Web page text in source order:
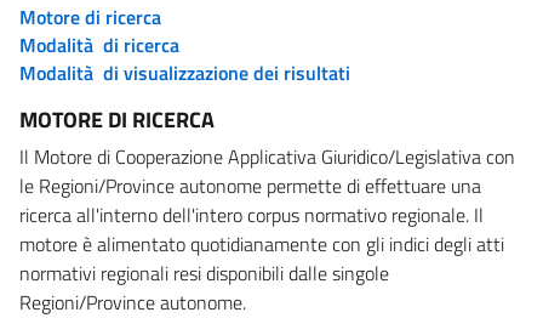
Motore di ricerca
Modalità di ricerca
Modalità di visualizzazione dei risultati
MOTORE DI RICERCA
Il Motore di Cooperazione Applicativa Giuridico/Legislativa con
le Regioni/Province autonome permette di effettuare una
ricerca all'interno dell'intero corpus normativo regionale. Il
motore è alimentato quotidianamente con gli indici degli atti
normativi regionali resi disponibili dalle singole
Regioni/Province autonome.